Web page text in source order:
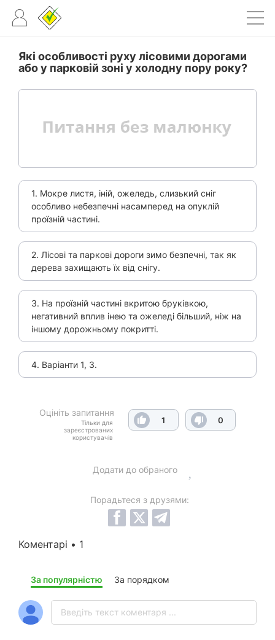
Які особливості руху лісовими дорогами
або у парковій зоні у холодну пору року?
1. Мокре листя, іній, ожеледь, слизький сніг
особливо небезпечні насамперед на опуклій
проїзній частині.
2. Лісові та паркові дороги зимо безпечні, так як
дерева захищають їх від снігу.
3. На проїзній частині вкритою бруківкою,
негативний вплив інею та ожеледі більший, ніж на
іншому дорожньому покритті.
4. Варіанти 1, 3.
Оцініть запитання
Тільки для
зареєстрованих
користувачів
1 0
Додати до обраного
Порадьтеся з друзями:
Коментарі • 1
За популярністю За порядком